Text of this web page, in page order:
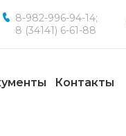
8-982-996-94-14;
8 (34141) 6-61-88
Контакты